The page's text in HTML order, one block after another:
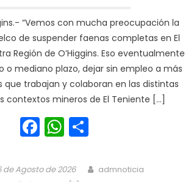
“Vemos con mucha preocupación la
de suspender faenas completas en El
Región de O’Higgins. Eso eventualmente
o mediano plazo, dejar sin empleo a más
que trabajan y colaboran en las distintas
contextos mineros de El Teniente […]
Facebook
WhatsApp
de Agosto de 2026 Author
admnoticia